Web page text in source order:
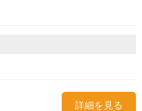
詳細を見る